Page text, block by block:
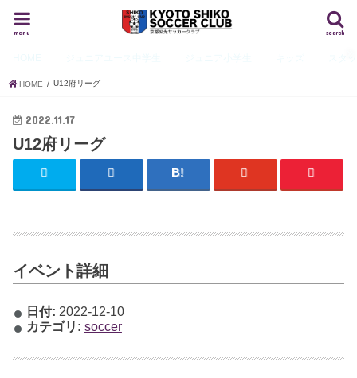
search
menu
HOME U12府リーグ
2022.11.17
U12府リーグ
イベント詳細
日付: 2022-12-10
カテゴリ: soccer